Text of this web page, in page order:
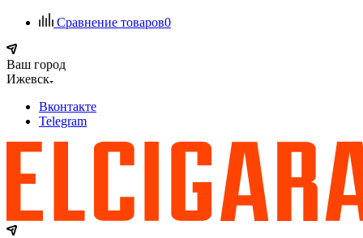
Сравнение товаров0
Ваш город
Ижевск
Вконтакте
Telegram